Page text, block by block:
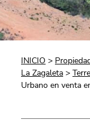
INICIO >
La Zagaleta >
Urbano en venta